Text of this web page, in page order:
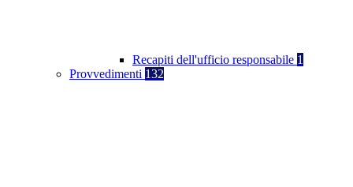
Recapiti dell'ufficio responsabile 1
Provvedimenti 132